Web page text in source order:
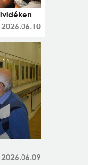
2026.06.10
2026.06.09